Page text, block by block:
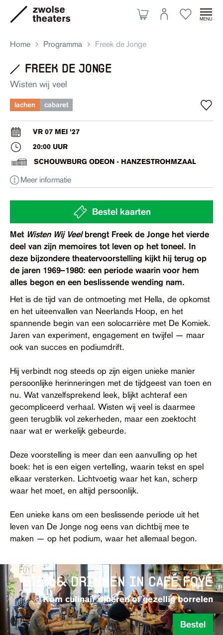
Aanbod
Je bezoek
Over ons
Eten & drinken
Ruimte huren
Contact
Toegankelijkheid
Home Programma Freek de Jonge
freek de jonge
Wisten wij veel
lachen cabaret
VR 07 MEI '27
20:00 UUR
SCHOUWBURG ODEON - HANZESTROHMZAAL
Meer informatie
Bestel kaarten
Met Wisten Wij Veelbrengt Freek de Jonge het vierde
deel van zijn memoires tot leven op het toneel. In
deze bijzondere theatervoorstelling kijkt hij terug op
de jaren 1969–1980: een periode waarin voor hem
alles begon en een beslissende wending nam.
Het is de tijd van de ontmoeting met Hella, de opkomst
en het uiteenvallen van Neerlands Hoop, en het
spannende begin van een solocarrière met De Komiek.
Jaren van experiment, engagement en twijfel — maar
ook van succes en podiumdrift.
Hij verbindt nog steeds op zijn eigen unieke manier
persoonlijke herinneringen met de tijdgeest van toen en
nu. Wat vanzelfsprekend leek, blijkt achteraf een
gecompliceerd verhaal. Wisten wij veel is daarmee
geen terugblik vol zekerheden, maar een zoektocht
naar wat er werkelijk gebeurde.
Deze voorstelling is meer dan een aanvulling op het
boek: het is een eigen vertelling, waarin tekst en spel
elkaar versterken. Lichtvoetig waar het kan, scherp
waar het moet, en altijd persoonlijk.
Een unieke kans om een beslissende periode uit het
leven van De Jonge nog eens van dichtbij mee te
maken — op het podium, waar het allemaal begon.
eten & drinken in café foyé
Kom culinair dineren of gezellig borrelen
Bestel